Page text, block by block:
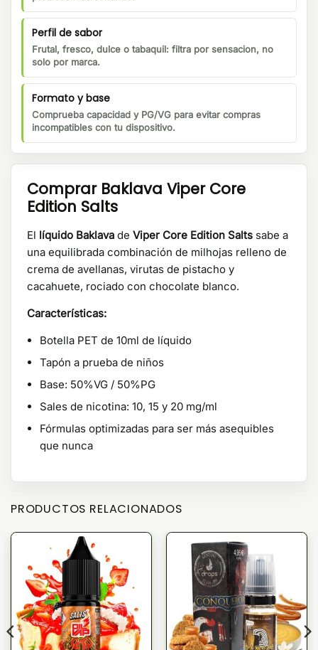
Perfil de sabor
Frutal, fresco, dulce o tabaquil: filtra por sensacion, no
solo por marca.
Formato y base
Comprueba capacidad y PG/VG para evitar compras
incompatibles con tu dispositivo.
Comprar Baklava Viper Core
Edition Salts
El líquido Baklava de Viper Core Edition Salts sabe a
una equilibrada combinación de milhojas relleno de
crema de avellanas, virutas de pistacho y
cacahuete, rociado con chocolate blanco.
Características:
Botella PET de 10ml de líquido
Tapón a prueba de niños
Base: 50%VG / 50%PG
Sales de nicotina: 10, 15 y 20 mg/ml
Fórmulas optimizadas para ser más asequibles
que nunca
PRODUCTOS RELACIONADOS